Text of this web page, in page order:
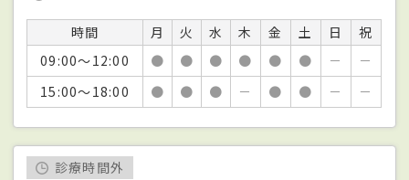
時間 月 火 水 木 金 土 日
祝
09:00～12:00
● ● ● ● ● ● －
－
15:00～18:00
● ● ● － ● ● － －
診療時間外